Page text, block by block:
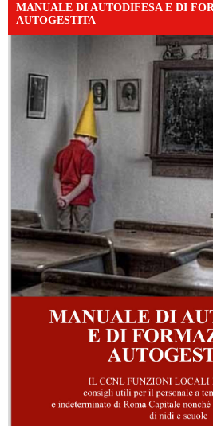
MANUALE DI AUTODIFESA E DI
AUTOGESTITA